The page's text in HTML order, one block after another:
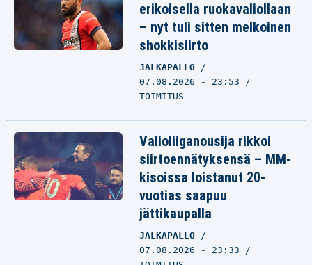
erikoisella ruokavaliollaan
– nyt tuli sitten melkoinen
shokkisiirto
JALKAPALLO
07.08.2026 - 23:53
TOIMITUS
Valioliiganousija rikkoi
siirtoennätyksensä – MM-
kisoissa loistanut 20-
vuotias saapuu
jättikaupalla
JALKAPALLO
07.08.2026 - 23:33